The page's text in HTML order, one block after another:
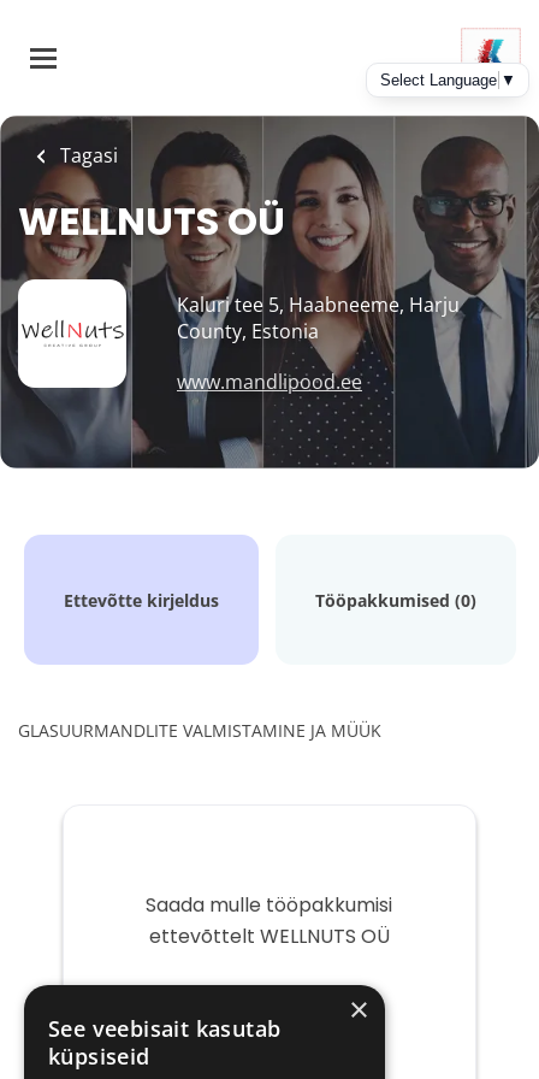
main
Tagasi
WELLNUTS OÜ
Kaluri tee 5, Haabneeme, Harju
County, Estonia
www.mandlipood.ee
Ettevõtte kirjeldus Tööpakkumised (0)
GLASUURMANDLITE VALMISTAMINE JA MÜÜK
Saada mulle tööpakkumisi
ettevõttelt WELLNUTS OÜ
post
×
See veebisait kasutab
küpsiseid